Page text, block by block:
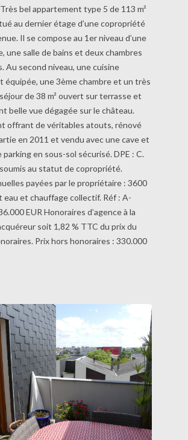
bel appartement type 5 de 113 m²
au dernier étage d’une copropriété
Il se compose au 1er niveau d’une
une salle de bains et deux chambres
Au second niveau, une cuisine
équipée, une 3ème chambre et un très
de 38 m² ouvert sur terrasse et
belle vue dégagée sur le château.
offrant de véritables atouts, rénové
en 2011 et vendu avec une cave et
parking en sous-sol sécurisé. DPE : C.
au statut de copropriété.
payées par le propriétaire : 3600
eau et chauffage collectif. Réf : A-
EUR Honoraires d’agence à la
soit 1,82 % TTC du prix du
Prix hors honoraires : 330.000